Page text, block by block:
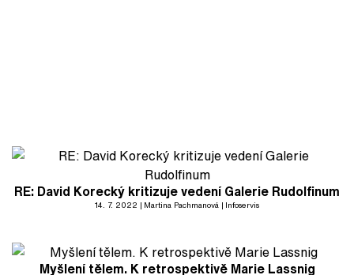
RE: David Korecký kritizuje vedení Galerie Rudolfinum
14. 7. 2022 Martina Pachmanová Infoservis
Myšlení tělem. K retrospektivě Marie Lassnig